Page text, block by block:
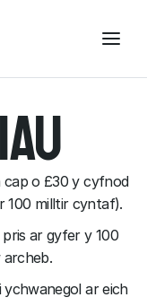
o £30 y cyfnod
100 milltir cyntaf).
ar gyfer y 100
ychwanegol ar eich